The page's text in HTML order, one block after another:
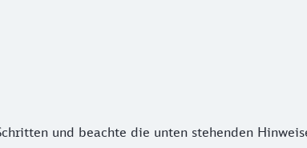
und beachte die unten stehenden